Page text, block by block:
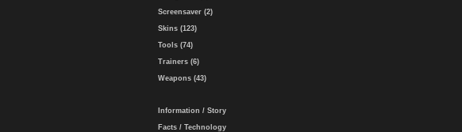
Screensaver (2)
Skins (123)
Tools (74)
Trainers (6)
Weapons (43)
Information / Story
Facts / Technology